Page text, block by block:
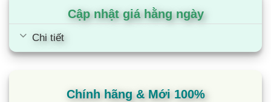
Cập nhật giá hằng ngày
Chi tiết
Chính hãng & Mới 100%